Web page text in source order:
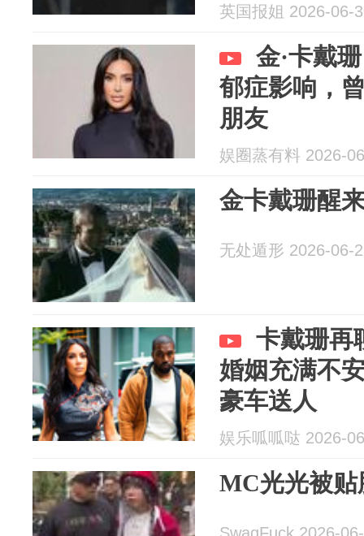
英国报姐 2026-06-
金·卡戴
郁症影响，
朋友
娱圈蒸有料 2026-
金卡戴珊醒
无处遁形 2026-06-
卡戴珊再
婚姻充满不
豪车送人
娱乐呱呱哒 2026-
MC光光被贴